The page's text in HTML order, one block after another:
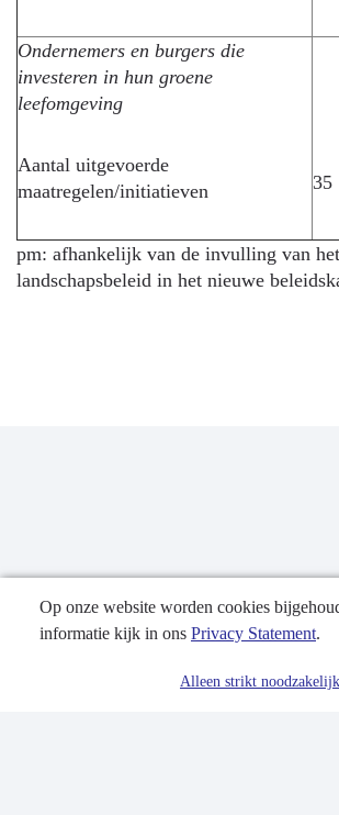
Ondernemers en burgers die
investeren in hun groene
leefomgeving
Aantal uitgevoerde
maatregelen/initiatieven
35
pm: afhankelijk van de invulling van
landschapsbeleid in het nieuwe
Publicatiedatum: 12-10-2021
Op onze website worden cookies
informatie kijk in ons Privacy Statement.
Alleen strikt noodzakelijk